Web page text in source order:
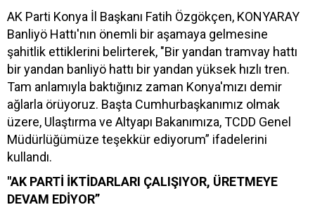
AK Parti Konya İl Başkanı Fatih Özgökçen, KONYARAY
Banliyö Hattı'nın önemli bir aşamaya gelmesine
şahitlik ettiklerini belirterek, "Bir yandan tramvay hattı
bir yandan banliyö hattı bir yandan yüksek hızlı tren.
Tam anlamıyla baktığınız zaman Konya'mızı demir
ağlarla örüyoruz. Başta Cumhurbaşkanımız olmak
üzere, Ulaştırma ve Altyapı Bakanımıza, TCDD Genel
Müdürlüğümüze teşekkür ediyorum” ifadelerini
kullandı.
"AK PARTİ İKTİDARLARI ÇALIŞIYOR, ÜRETMEYE
DEVAM EDİYOR”